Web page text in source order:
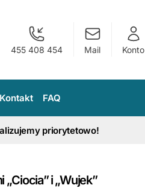
455 408 454 Mail Konto
Kontakt FAQ
priorytetowo!
i „Wujek”